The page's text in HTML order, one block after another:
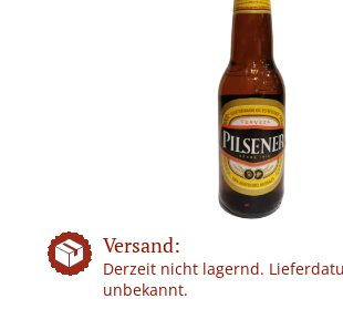
Versand:
Derzeit nicht lagernd.
unbekannt.